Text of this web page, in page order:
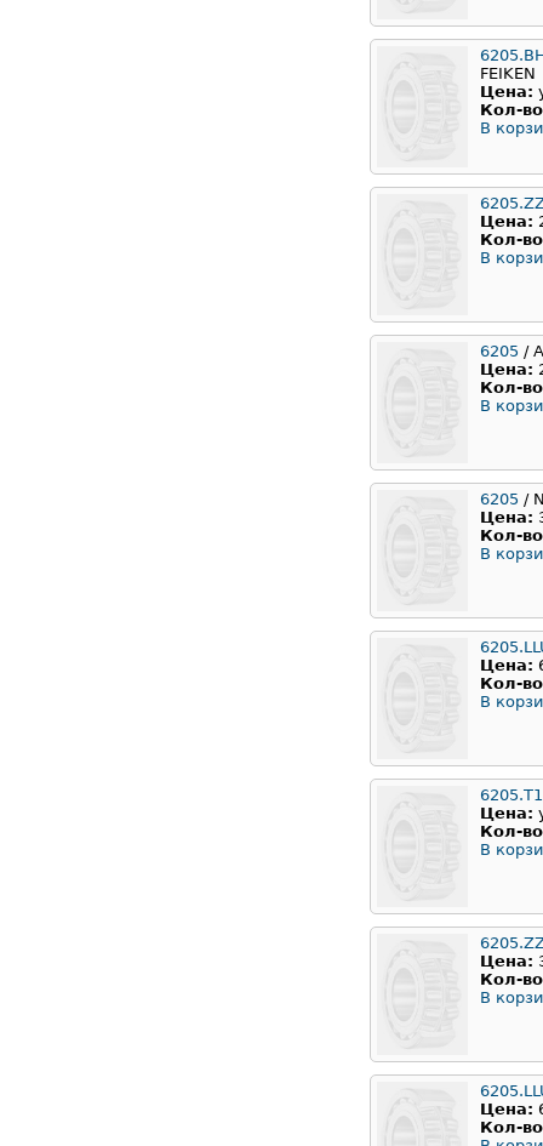
FEIKEN
Цена:
Кол-
В
Цена:
Кол-
В
6205 /
Цена:
Кол-
В
6205 /
Цена:
Кол-
В
Цена:
Кол-
В
Цена:
Кол-
В
Цена:
Кол-
В
Цена:
Кол-